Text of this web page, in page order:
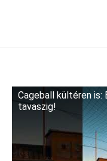
Cageball kültéren is:
tavaszig!